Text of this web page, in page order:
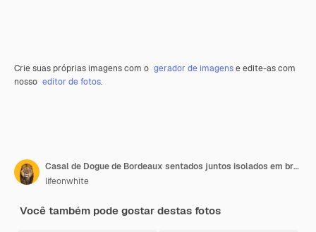
Crie suas próprias imagens com o gerador de imagense edite-as com
nosso editor de fotos.
Casal de Dogue de Bordeaux sentados juntos isolados em branco
lifeonwhite
Você também pode gostar destas fotos